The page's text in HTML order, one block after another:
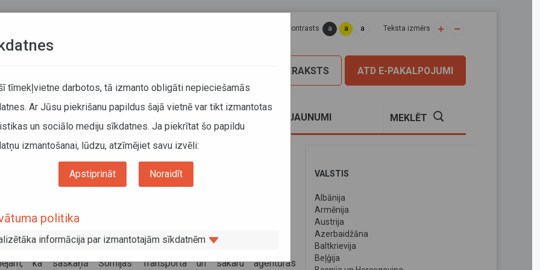
Lapas kontrasts a a a Teksta izmērs
ATD E-PAKALPOJUMI
PIERAKSTS
JAUNUMI MEKLĒT
kombinētie pārvadājumi tiek pielīdzināti kabotāžai
kabotāžai
ka saskaņā Somijas Transporta un sakaru aģentūras
VALSTIS
Albānija
Armēnija
Austrija
Azerbaidžāna
Baltkrievija
Beļģija
tīmekļvietne darbotos, tā izmanto obligāti nepieciešamās
Ar Jūsu piekrišanu papildus šajā vietnē var tikt izmantotas
un sociālo mediju sīkdatnes. Ja piekrītat šo papildu
izmantošanai, lūdzu, atzīmējiet savu izvēli:
Apstiprināt Noraidīt
politika
informācija par izmantotajām sīkdatnēm